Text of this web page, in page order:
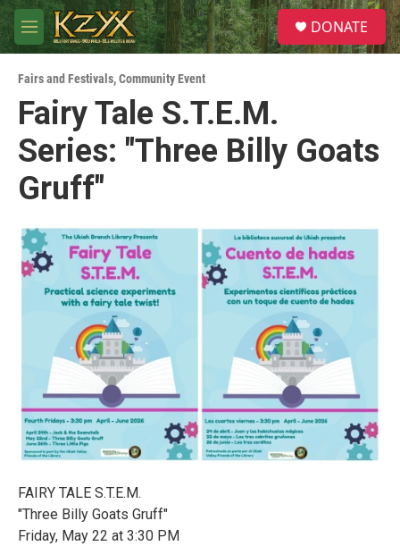
Skip to main content
M
e
u
S
e
a
DONATE
Fairs and Festivals,Community Event
Fairy Tale S.T.E.M.
Series: "Three Billy Goats
Gruff"
FAIRY TALE S.T.E.M.
"Three Billy Goats Gruff"
Friday, May 22 at 3:30 PM